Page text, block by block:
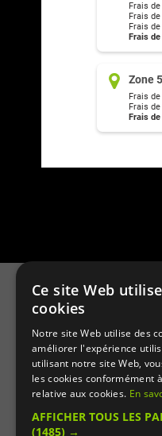
Frais
Frais
Frais
Frais
Zone
Frais
Frais
Frais
Manger Cacher
Cacher c'est quoi ?
Liens utiles
Qui sommes-nous ?
Presse
Ce site Web
cookies
Notre site Web utilise des
améliorer l'expérience
utilisant notre site Web,
les cookies conformément
relative aux cookies. En
AFFICHER TOUS LES
(1485) →